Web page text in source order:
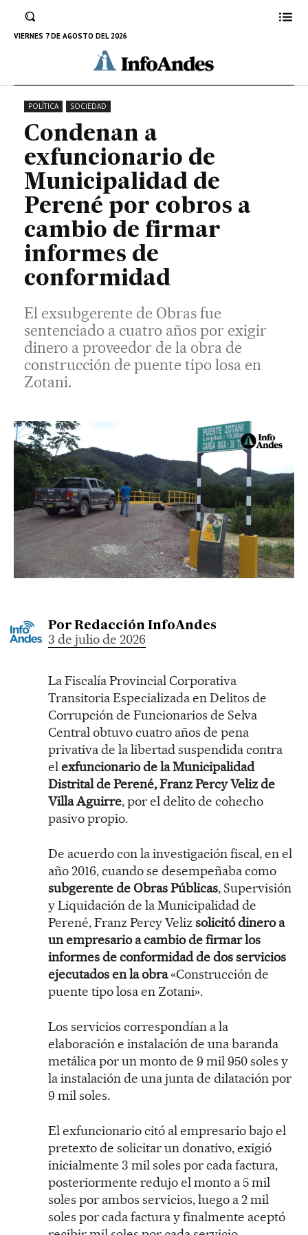
VIERNES 7 DE AGOSTO DEL 2026
cuatro años por exigir dinero a proveedor de la
obra de construcción de puente tipo losa en
3 DE JULIO DE 2026
POLÍTICA SOCIEDAD
Condenan a
exfuncionario de
Municipalidad de
Perené por cobros a
cambio de firmar
informes de
conformidad
El exsubgerente de Obras fue
sentenciado a cuatro años por exigir
dinero a proveedor de la obra de
construcción de puente tipo losa en
Zotani.
Por Redacción InfoAndes
3 de julio de 2026
La Fiscalía Provincial Corporativa
Transitoria Especializada en Delitos de
Corrupción de Funcionarios de Selva
Central obtuvo cuatro años de pena
privativa de la libertad suspendida contra
el exfuncionario de la Municipalidad
Distrital de Perené, Franz Percy Veliz de
Villa Aguirre, por el delito de cohecho
pasivo propio.
De acuerdo con la investigación fiscal, en el
año 2016, cuando se desempeñaba como
subgerente de Obras Públicas, Supervisión
y Liquidación de la Municipalidad de
Perené, Franz Percy Velizsolicitó dinero a
un empresario a cambio de firmar los
informes de conformidad de dos servicios
ejecutados en la obra«Construcción de
puente tipo losa en Zotani».
Los servicios correspondían a la
elaboración e instalación de una baranda
metálica por un monto de 9 mil 950 soles y
la instalación de una junta de dilatación por
9 mil soles.
El exfuncionario citó al empresario bajo el
pretexto de solicitar un donativo, exigió
inicialmente 3 mil soles por cada factura,
posteriormente redujo el monto a 5 mil
soles por ambos servicios, luego a 2 mil
soles por cada factura y finalmente aceptó